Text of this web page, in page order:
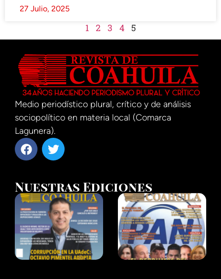
27 Julio, 2025
1 2 3 4 5
Medio periodístico plural, crítico y de análisis
sociopolítico en materia local (Comarca
Lagunera).
Nuestras Ediciones